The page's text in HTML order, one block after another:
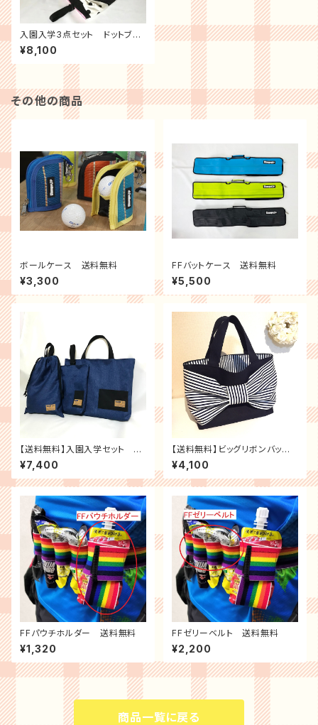
入園入学3点セット ドットブラ
ック
¥8,100
その他の商品
ボールケース 送料無料
¥3,300
FFバットケース 送料無料
¥5,500
【送料無料】入園入学セット ヴ
ィンテージデニム風×ブルー迷
彩 レッスンバッグ・シューズ
ケース ・お着替え袋3点セット
付き・入園入学)
¥7,400
【送料無料】ビッグリボンバッ
グ ダークネイビー
¥4,100
FFパウチホルダー 送料無料
¥1,320
FFゼリーベルト 送料無料
¥2,200
商品一覧に戻る